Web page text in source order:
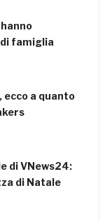
famiglia
ecco a quanto
di VNews24:
di Natale